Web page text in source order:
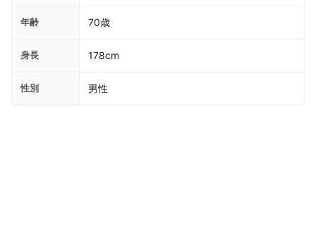
年齢 70歳
身長 178cm
性別 男性